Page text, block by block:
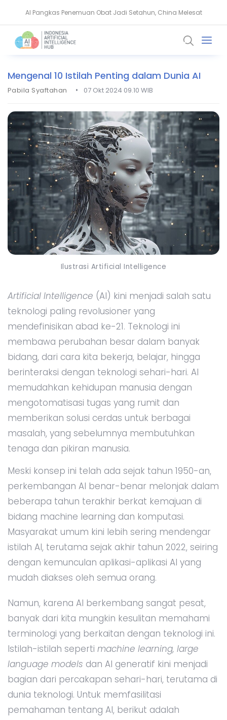
AI Pangkas Penemuan Obat Jadi Setahun, China Melesat
NVIDIA Bentuk Aliansi AI Open Source untuk Perkuat Keamanan Siber
Mengenal 10 Istilah Penting dalam Dunia AI
Pabila Syaftahan • 07 Okt 2024 09.10 WIB
Ilustrasi Artificial Intelligence
Artificial Intelligence (AI) kini menjadi salah satu
teknologi paling revolusioner yang
mendefinisikan abad ke-21. Teknologi ini
membawa perubahan besar dalam banyak
bidang, dari cara kita bekerja, belajar, hingga
berinteraksi dengan teknologi sehari-hari. AI
memudahkan kehidupan manusia dengan
mengotomatisasi tugas yang rumit dan
memberikan solusi cerdas untuk berbagai
masalah, yang sebelumnya membutuhkan
tenaga dan pikiran manusia.
Meski konsep ini telah ada sejak tahun 1950-an,
perkembangan AI benar-benar melonjak dalam
beberapa tahun terakhir berkat kemajuan di
bidang machine learning dan komputasi.
Masyarakat umum kini lebih sering mendengar
istilah AI, terutama sejak akhir tahun 2022, seiring
dengan kemunculan aplikasi-aplikasi AI yang
mudah diakses oleh semua orang.
Namun, karena AI berkembang sangat pesat,
banyak dari kita mungkin kesulitan memahami
terminologi yang berkaitan dengan teknologi ini.
Istilah-istilah seperti machine learning, large
language models dan AI generatif kini menjadi
bagian dari percakapan sehari-hari, terutama di
dunia teknologi. Untuk memfasilitasi
pemahaman tentang AI, berikut adalah